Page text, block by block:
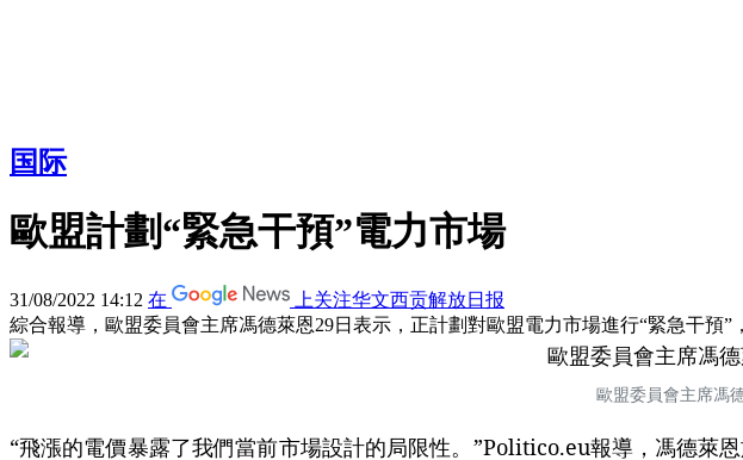
国际
歐盟計劃“緊急干預”電力市場
31/08/2022 14:12 在
上关注华文西贡解放日报
綜合報導，歐盟委員會主席馮德萊恩29日表示，正計劃對歐盟電力市場進行“緊急干預”
歐盟委員會主席馮
“飛漲的電價暴露了我們當前市場設計的局限性。”Politico.eu報導，馮德萊